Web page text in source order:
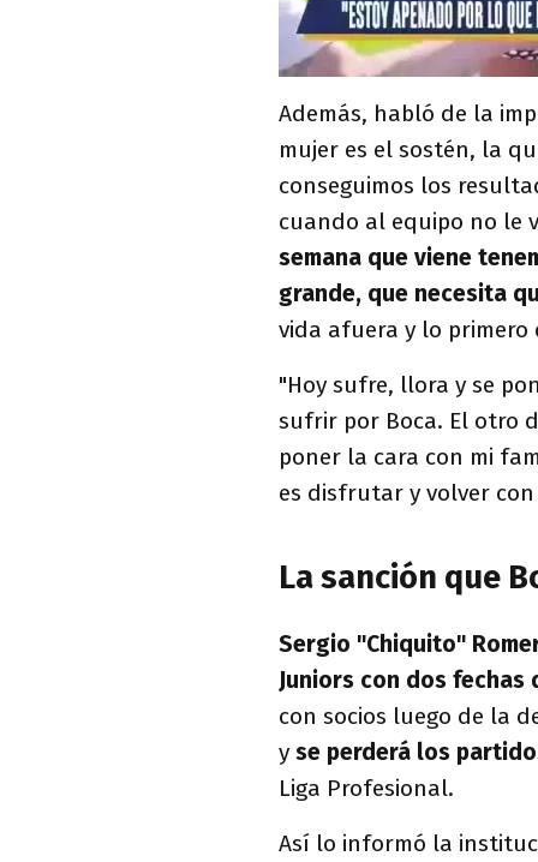
Además, habló de la
mujer es el sostén, la
conseguimos los
cuando al equipo no le
semana que viene
grande, que necesita
vida afuera y lo primero
"Hoy sufre, llora y se
sufrir por Boca. El otro
poner la cara con mi
es disfrutar y volver
La sanción que
Sergio "Chiquito"
Juniors con dos fechas
con socios luego de la
y se perderá los
Liga Profesional.
Así lo informó la